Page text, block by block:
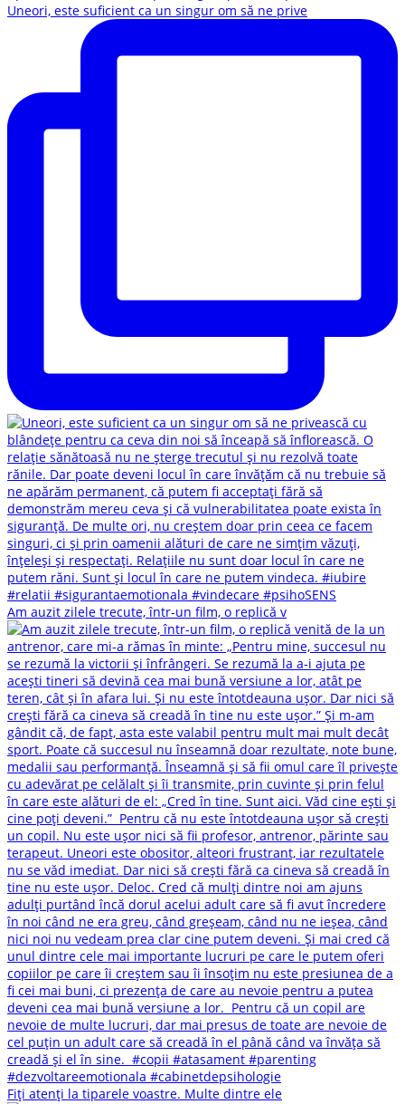
Uneori, este suficient ca un singur om să ne prive
Am auzit zilele trecute, într-un film, o replică v
Fiți atenți la tiparele voastre. Multe dintre ele